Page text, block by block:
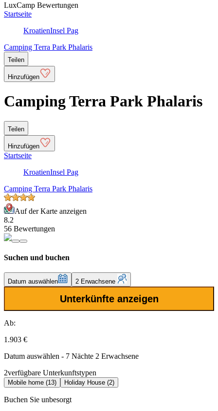
LuxCamp Bewertungen
Startseite
KroatienInsel Pag
Camping Terra Park Phalaris
Teilen
Hinzufügen
Camping Terra Park Phalaris
Teilen
Hinzufügen
Startseite
KroatienInsel Pag
Camping Terra Park Phalaris
Auf der Karte anzeigen
8.2
56 Bewertungen
Suchen und buchen
Datum auswählen 2 Erwachsene
Unterkünfte anzeigen
Ab:
1.903 €
Datum auswählen - 7 Nächte 2 Erwachsene
2verfügbare Unterkunftstypen
Mobile home (13) Holiday House (2)
Buchen Sie unbesorgt